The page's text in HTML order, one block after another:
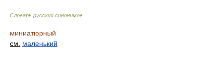
Словарь русских синонимов
миниатюрный
см.
маленький